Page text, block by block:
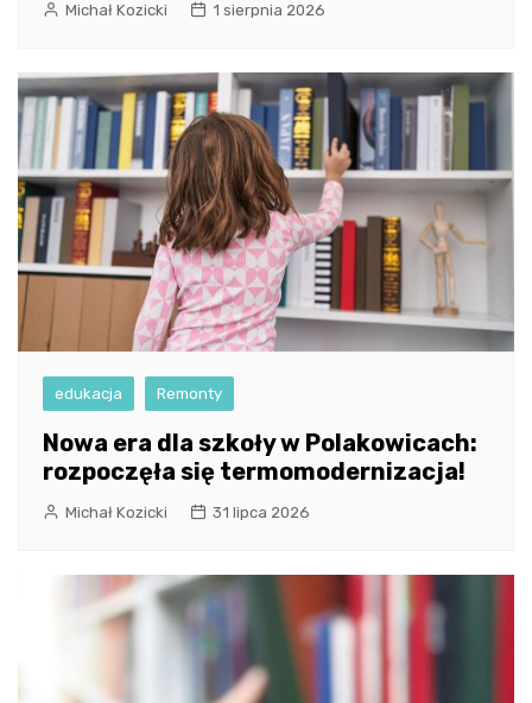
Michał Kozicki 1 sierpnia 2026
edukacja Remonty
Nowa era dla szkoły w Polakowicach:
rozpoczęła się termomodernizacja!
Michał Kozicki 31 lipca 2026